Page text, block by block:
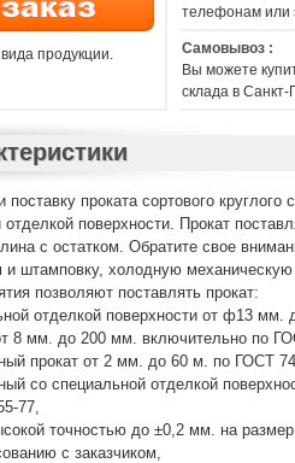
продукции.
телефонам или
Самовывоз :
Вы можете
склада в Санкт-
проката сортового круглого
отделкой поверхности. Прокат
с остатком. Обратите свое
и штамповку, холодную
позволяют поставлять прокат:
отделкой поверхности от ф13
8 мм. до 200 мм. включительно по
прокат от 2 мм. до 60 м. по ГОСТ
со специальной отделкой
77,
точностью до ±0,2 мм. на
с заказчиком,